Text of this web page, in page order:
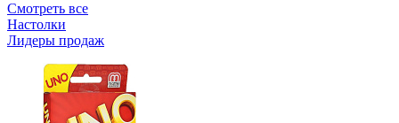
Смотреть все
Настолки
Лидеры продаж